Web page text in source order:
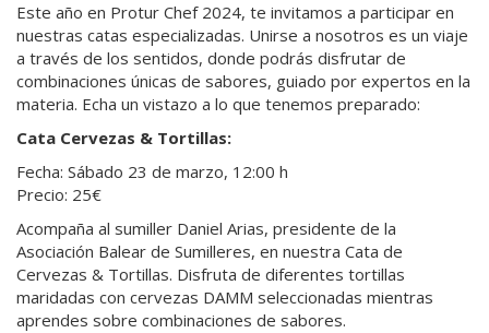
Este año en Protur Chef 2024, te invitamos a participar en
nuestras catas especializadas. Unirse a nosotros es un viaje
a través de los sentidos, donde podrás disfrutar de
combinaciones únicas de sabores, guiado por expertos en la
materia. Echa un vistazo a lo que tenemos preparado:
Cata Cervezas & Tortillas:
Fecha: Sábado 23 de marzo, 12:00 h
Precio: 25€
Acompaña al sumiller Daniel Arias, presidente de la
Asociación Balear de Sumilleres, en nuestra Cata de
Cervezas & Tortillas. Disfruta de diferentes tortillas
maridadas con cervezas DAMM seleccionadas mientras
aprendes sobre combinaciones de sabores.